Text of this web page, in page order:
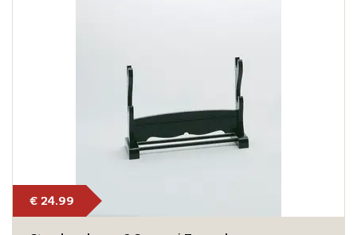
€ 24.99